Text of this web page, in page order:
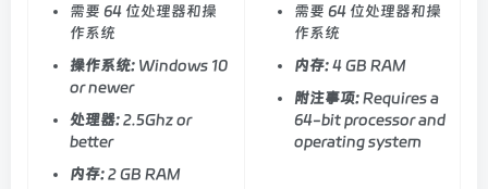
需要 64 位处理器和操
作系统
操作系统: Windows 10
or newer
处理器:2.5Ghz or
better
内存:2 GB RAM
需要 64 位处理器和操
作系统
内存:4 GB RAM
附注事项:Requires a
64-bit processor and
operating system